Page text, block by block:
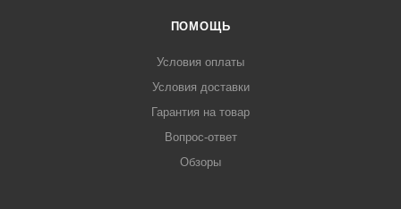
ПОМОЩЬ
Условия оплаты
Условия доставки
Гарантия на товар
Вопрос-ответ
Обзоры